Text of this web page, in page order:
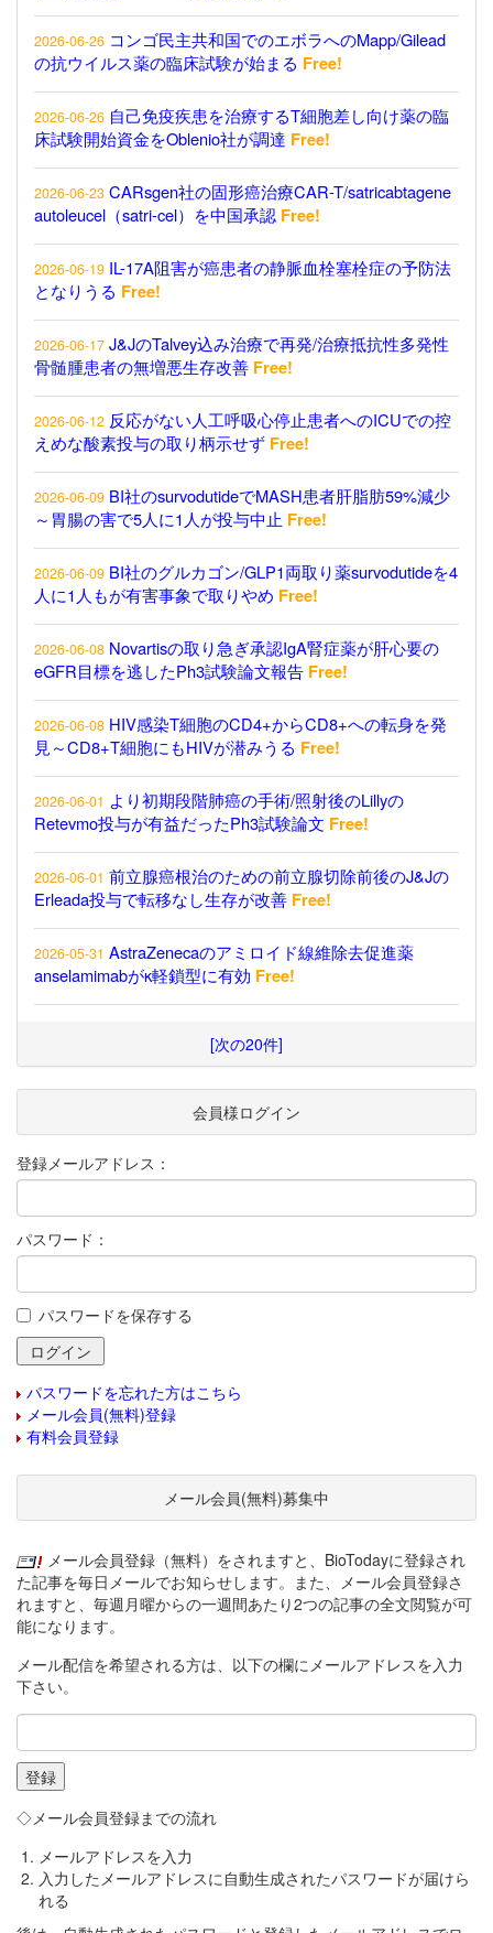
2026-06-26 コンゴ民主共和国でのエボラへのMapp/Gilead
の抗ウイルス薬の臨床試験が始まる Free!
2026-06-26 自己免疫疾患を治療するT細胞差し向け薬の臨
床試験開始資金をOblenio社が調達 Free!
2026-06-23 CARsgen社の固形癌治療CAR-T/satricabtagene
autoleucel（satri-cel）を中国承認 Free!
2026-06-19 IL-17A阻害が癌患者の静脈血栓塞栓症の予防法
となりうる Free!
2026-06-17 J&JのTalvey込み治療で再発/治療抵抗性多発性
骨髄腫患者の無増悪生存改善 Free!
2026-06-12 反応がない人工呼吸心停止患者へのICUでの控
えめな酸素投与の取り柄示せず Free!
2026-06-09 BI社のsurvodutideでMASH患者肝脂肪59%減少
～胃腸の害で5人に1人が投与中止 Free!
2026-06-09 BI社のグルカゴン/GLP1両取り薬survodutideを4
人に1人もが有害事象で取りやめ Free!
2026-06-08 Novartisの取り急ぎ承認IgA腎症薬が肝心要の
eGFR目標を逃したPh3試験論文報告 Free!
2026-06-08 HIV感染T細胞のCD4+からCD8+への転身を発
見～CD8+T細胞にもHIVが潜みうる Free!
2026-06-01 より初期段階肺癌の手術/照射後のLillyの
Retevmo投与が有益だったPh3試験論文 Free!
2026-06-01 前立腺癌根治のための前立腺切除前後のJ&Jの
Erleada投与で転移なし生存が改善 Free!
2026-05-31 AstraZenecaのアミロイド線維除去促進薬
anselamimabがκ軽鎖型に有効 Free!
[次の20件]
会員様ログイン
登録メールアドレス：
パスワード：
パスワードを保存する
パスワードを忘れた方はこちら
メール会員(無料)登録
有料会員登録
メール会員(無料)募集中
メール会員登録（無料）をされますと、BioTodayに登録され
た記事を毎日メールでお知らせします。また、メール会員登録さ
れますと、毎週月曜からの一週間あたり2つの記事の全文閲覧が可
能になります。
メール配信を希望される方は、以下の欄にメールアドレスを入力
下さい。
◇メール会員登録までの流れ
メールアドレスを入力
入力したメールアドレスに自動生成されたパスワードが届けら
れる